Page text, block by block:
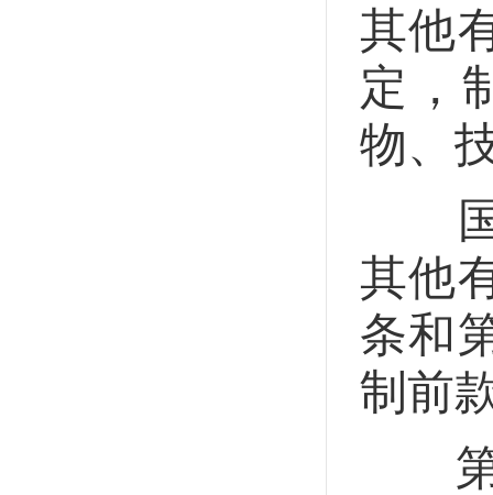
其他
定，
物、
国
其他
条和
制前
第